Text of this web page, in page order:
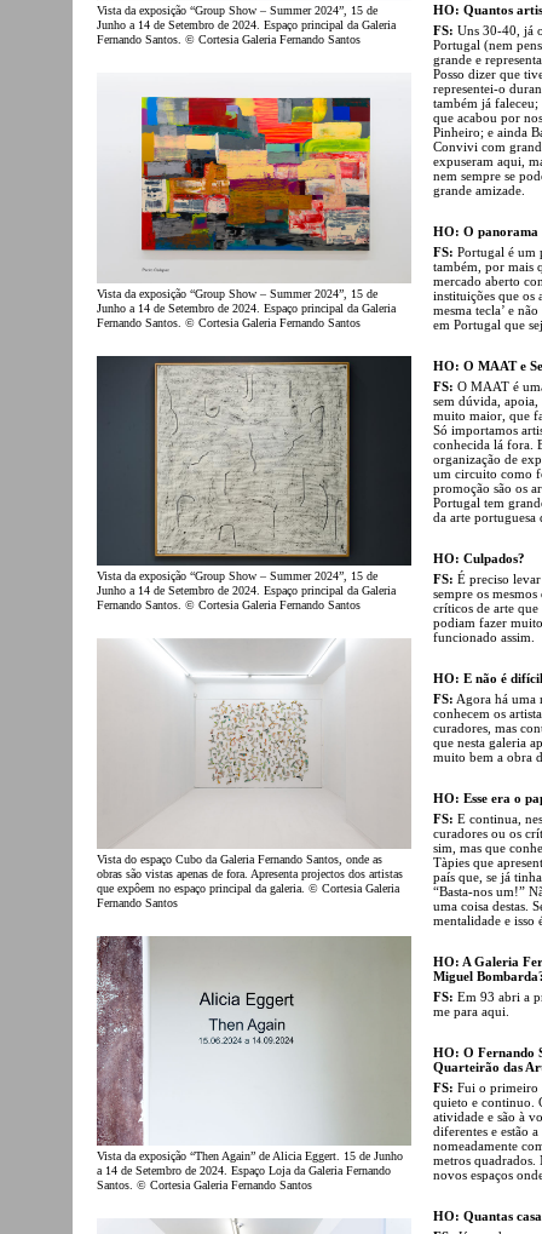
Vista da exposição “Group Show – Summer 2024”, 15 de
Junho a 14 de Setembro de 2024. Espaço principal da Galeria
Fernando Santos. © Cortesia Galeria Fernando Santos
Vista da exposição “Group Show – Summer 2024”, 15 de
Junho a 14 de Setembro de 2024. Espaço principal da Galeria
Fernando Santos. © Cortesia Galeria Fernando Santos
Vista da exposição “Group Show – Summer 2024”, 15 de
Junho a 14 de Setembro de 2024. Espaço principal da Galeria
Fernando Santos. © Cortesia Galeria Fernando Santos
Vista do espaço Cubo da Galeria Fernando Santos, onde as
obras são vistas apenas de fora. Apresenta projectos dos artistas
que expôem no espaço principal da galeria. © Cortesia Galeria
Fernando Santos
Vista da exposição “Then Again” de Alicia Eggert. 15 de Junho
a 14 de Setembro de 2024. Espaço Loja da Galeria Fernando
Santos. © Cortesia Galeria Fernando Santos
HO: Quantos
FS: Uns 30-40, já
Portugal (nem
grande e
Posso dizer que
representei-o
também já
que acabou por
Pinheiro; e ainda
Convivi com
expuseram aqui,
nem sempre se
grande amizade.
HO: O panorama
FS: Portugal é um
também, por mais
mercado aberto
instituições que os
mesma tecla’ e
em Portugal que
HO: O MAAT e
FS: O MAAT é
sem dúvida,
muito maior, que
Só importamos
conhecida lá fora.
organização de
um circuito como
promoção são os
Portugal tem
da arte
HO: Culpados?
FS: É preciso
sempre os mesmos
críticos de arte que
podiam fazer
funcionado assim.
HO: E não é
FS: Agora há uma
conhecem os
curadores, mas
que nesta galeria
muito bem a obra
HO: Esse era o
FS: E continua,
curadores ou os
sim, mas que
Tàpies que
país que, se já
“Basta-nos um!”
uma coisa destas.
mentalidade e isso
HO: A Galeria
Miguel
FS: Em 93 abri a
me para aqui.
HO: O Fernando
Quarteirão das
FS: Fui o primeiro
quieto e continuo.
atividade e são à
diferentes e estão
nomeadamente
metros quadrados.
novos espaços
HO: Quantas